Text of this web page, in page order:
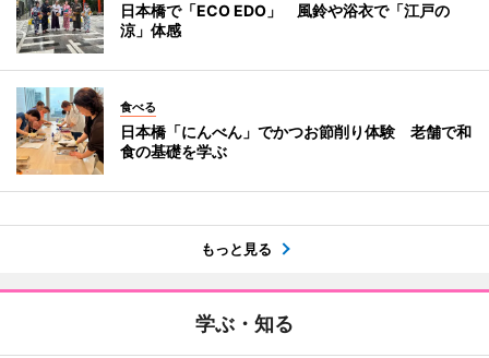
日本橋で「ECO EDO」 風鈴や浴衣で「江戸の
涼」体感
食べる
日本橋「にんべん」でかつお節削り体験 老舗で和
食の基礎を学ぶ
もっと見る
学ぶ・知る